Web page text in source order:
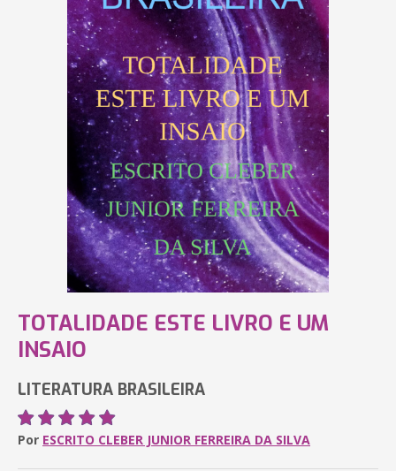
TOTALIDADE ESTE LIVRO E UM
INSAIO
LITERATURA BRASILEIRA
Por ESCRITO CLEBER JUNIOR FERREIRA DA SILVA